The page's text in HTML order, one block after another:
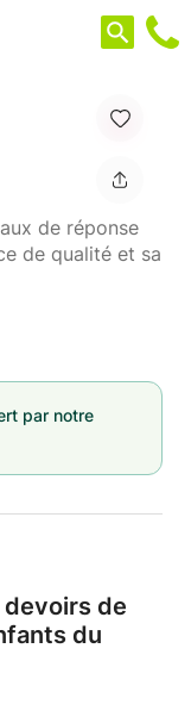
de réponse
de qualité et sa
par notre
devoirs de
du